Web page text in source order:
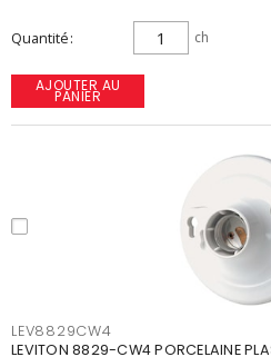
Quantité ch
AJOUTER AU
PANIER
LEV8829CW4
LEVITON 8829-CW4 PORCELAINE